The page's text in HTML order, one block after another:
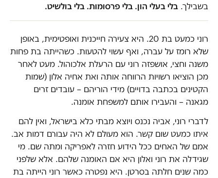
בשבילך. בלי בעלי הון. בלי פרסומות. בלי בולשיט.
רוני כמעט בת 20. היא צעירה חייכנית ואופטימית, באופן
שלא רומז על עברה, ואף עשוי להטעות. כשהייתה בת פחות
משנה וחצי, אושפזה רוני עם הרעלת אלכוהול. מעט לאחר
מכן הוציאו רשויות הרווחה אותה ואת אחיה אלון (שמות
הקטינים בכתבה בדויים) מידי הוריהם – עובדים זרים
מגאנה – והעבירו אותם למשפחת אומנה.
לדברי רוני, אביה נכנס ויוצא מבתי כלא בישראל, ואין להם
איתו כמעט שום קשר. הוא מעולם לא היה עבורם דמות אב.
אמם של האחים ככל הידוע חזרה לאפריקה ומתה שם. מי
שגידלה את רוני ואלון היא אם האומנה שלהם. אלא שלפני
כמה שנים חלתה בסרטן. היא נפטרה כאשר רוני הייתה בת